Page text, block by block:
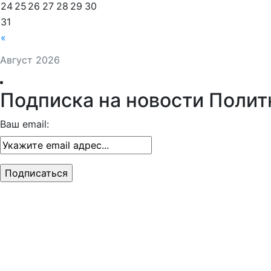
Август 2026
«
24 25 26 27 28 29 30
31
Подписка на новости
Ваш email: